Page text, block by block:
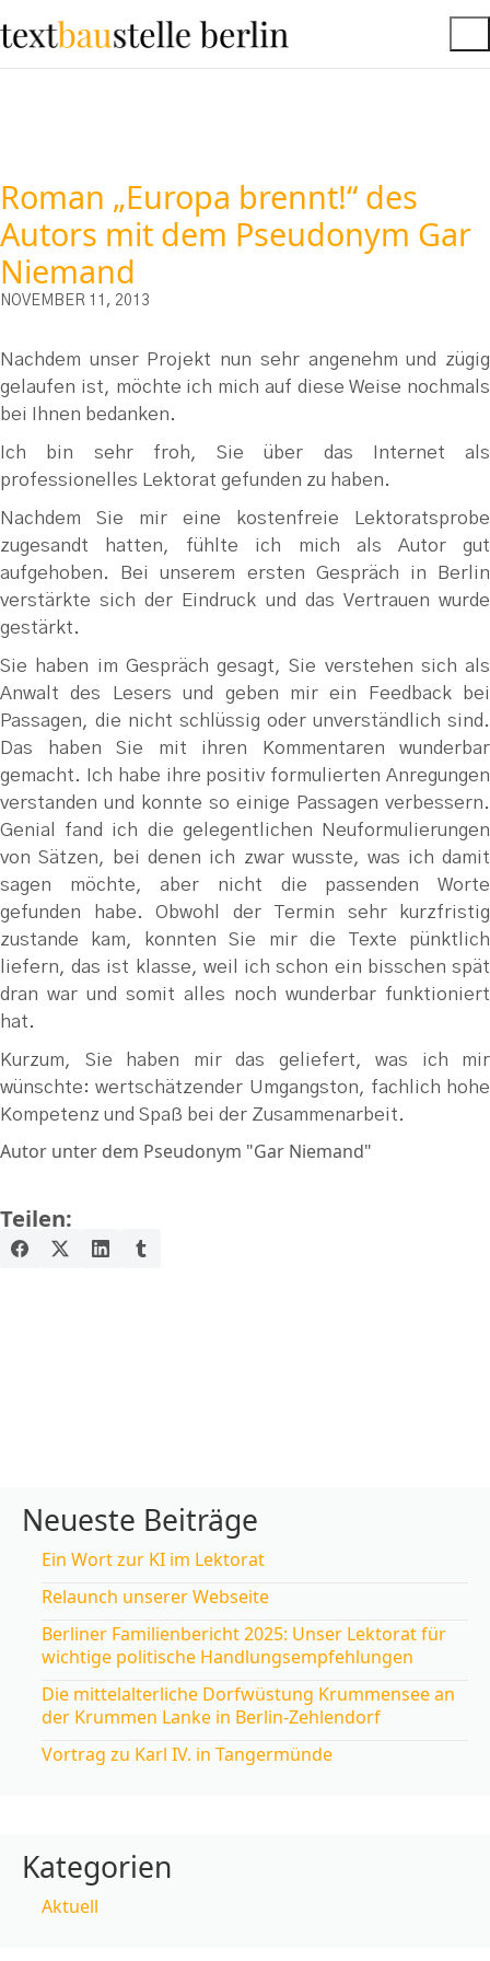
Roman „Europa brennt!“ des
Autors mit dem Pseudonym Gar
Niemand
NOVEMBER 11, 2013
Nachdem unser Projekt nun sehr angenehm und zügig
gelaufen ist, möchte ich mich auf diese Weise nochmals
bei Ihnen bedanken.
Ich bin sehr froh, Sie über das Internet als
professionelles Lektorat gefunden zu haben.
Nachdem Sie mir eine kostenfreie Lektoratsprobe
zugesandt hatten, fühlte ich mich als Autor gut
aufgehoben. Bei unserem ersten Gespräch in Berlin
verstärkte sich der Eindruck und das Vertrauen wurde
gestärkt.
Sie haben im Gespräch gesagt, Sie verstehen sich als
Anwalt des Lesers und geben mir ein Feedback bei
Passagen, die nicht schlüssig oder unverständlich sind.
Das haben Sie mit ihren Kommentaren wunderbar
gemacht. Ich habe ihre positiv formulierten Anregungen
verstanden und konnte so einige Passagen verbessern.
Genial fand ich die gelegentlichen Neuformulierungen
von Sätzen, bei denen ich zwar wusste, was ich damit
sagen möchte, aber nicht die passenden Worte
gefunden habe. Obwohl der Termin sehr kurzfristig
zustande kam, konnten Sie mir die Texte pünktlich
liefern, das ist klasse, weil ich schon ein bisschen spät
dran war und somit alles noch wunderbar funktioniert
hat.
Kurzum, Sie haben mir das geliefert, was ich mir
wünschte: wertschätzender Umgangston, fachlich hohe
Kompetenz und Spaß bei der Zusammenarbeit.
Autor unter dem Pseudonym "Gar Niemand"
Teilen:
Neueste Beiträge
Ein Wort zur KI im Lektorat
Relaunch unserer Webseite
Berliner Familienbericht 2025: Unser Lektorat für
wichtige politische Handlungsempfehlungen
Die mittelalterliche Dorfwüstung Krummensee an
der Krummen Lanke in Berlin-Zehlendorf
Vortrag zu Karl IV. in Tangermünde
Kategorien
Aktuell